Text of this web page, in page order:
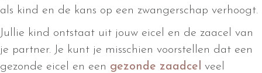
als kind en de kans op een zwangerschap verhoogt.
Jullie kind ontstaat uit jouw eicel en de zaacel van
je partner. Je kunt je misschien voorstellen dat een
gezonde eicel en een gezonde zaadcel veel